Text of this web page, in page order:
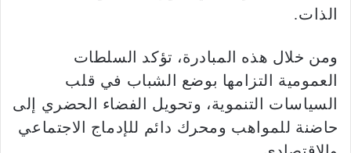
الذات.
ومن خلال هذه المبادرة، تؤكد السلطات
العمومية التزامها بوضع الشباب في قلب
السياسات التنموية، وتحويل الفضاء الحضري إلى
حاضنة للمواهب ومحرك دائم للإدماج الاجتماعي